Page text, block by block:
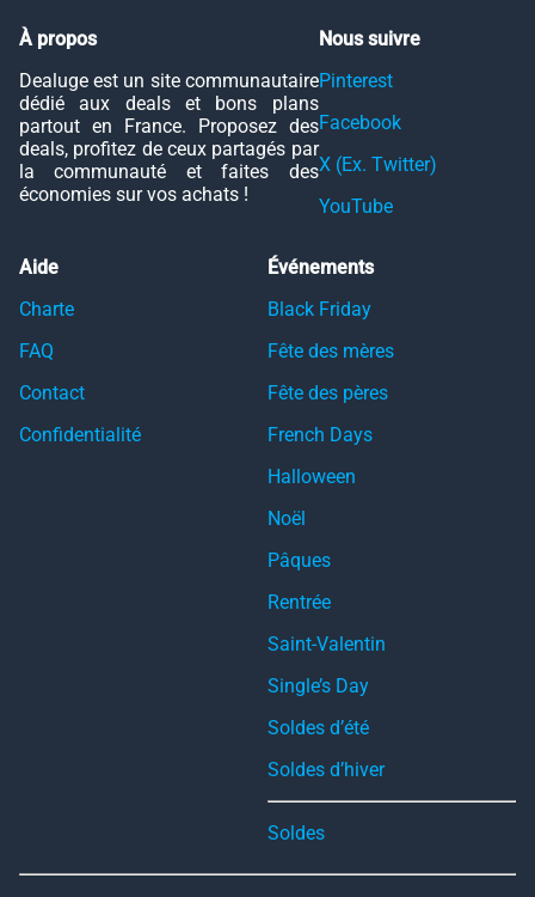
À propos
Dealuge est un site communautaire
dédié aux deals et bons plans
partout en France. Proposez des
deals, profitez de ceux partagés par
la communauté et faites des
économies sur vos achats !
Nous suivre
Pinterest
Facebook
X (Ex. Twitter)
YouTube
Aide
Charte
FAQ
Contact
Confidentialité
Événements
Black Friday
Fête des mères
Fête des pères
French Days
Halloween
Noël
Pâques
Rentrée
Saint-Valentin
Single’s Day
Soldes d’été
Soldes d’hiver
Soldes